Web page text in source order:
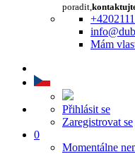
poradit,
Mám
Přihlásit se
Zaregistrovat se
0
Momentálne